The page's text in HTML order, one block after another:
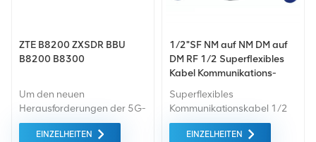
ZTE B8200 ZXSDR BBU
B8200 B8300
Um den neuen
Herausforderungen der 5G-
Ära gerecht zu werden,
bringt ZTE eine neue
EINZELHEITEN
1/2"SF NM auf NM DM auf
DM RF 1/2 Superflexibles
Kabel Kommunikations-
Superflexibles
Kommunikationskabel 1/2
"SF NM à NM DM à DM RF
1/2 1m
EINZELHEITEN